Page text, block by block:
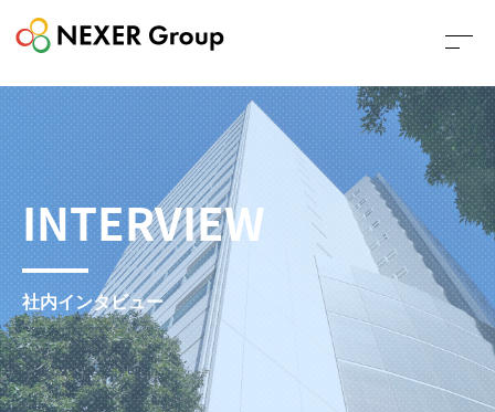
INTERVIEW
社内インタビュー